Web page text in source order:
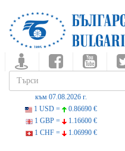
към 07.08.2026 г.
1 USD =
0.86690 €
1 GBP =
1.16600 €
1 CHF =
1.06990 €